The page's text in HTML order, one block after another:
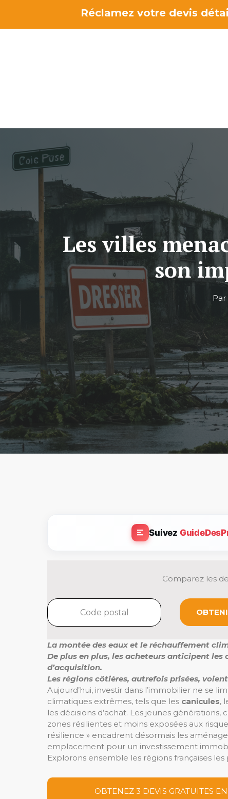
contenu
Réclamez votre devis
Les villes
son
Par
Suivez
Comparez les
La montée des eaux et le réchauffement
De plus en plus, les acheteurs anticipent
d’acquisition.
Les régions côtières, autrefois prisées,
Aujourd’hui, investir dans l’immobilier ne se
climatiques extrêmes, tels que les canicules,
les décisions d’achat. Les jeunes
zones résilientes et moins exposées aux
résilience » encadrent désormais les
emplacement pour un investissement
Explorons ensemble les régions françaises
OBTENEZ 3 DEVIS GRATUITES